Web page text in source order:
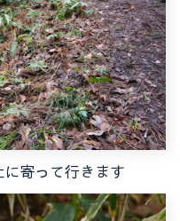
寄って行きます